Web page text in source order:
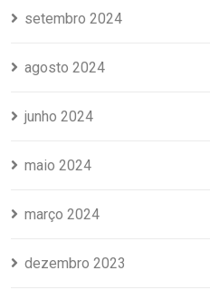
setembro 2024
agosto 2024
junho 2024
maio 2024
março 2024
dezembro 2023